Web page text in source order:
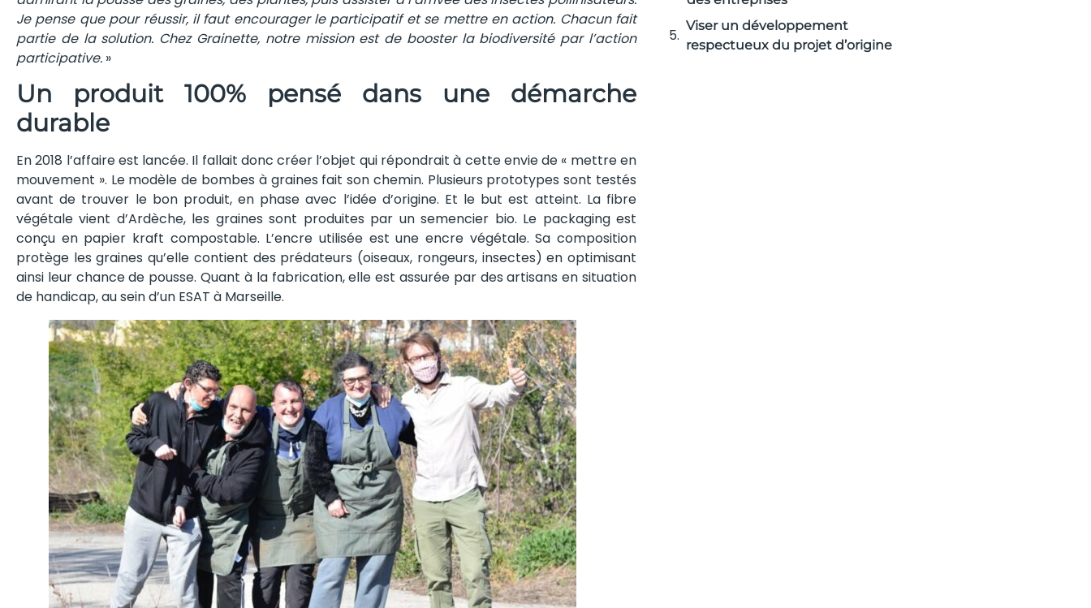
Je pense que pour réussir, il faut encourager le participatif et se mettre en action. Chacun fait
partie de la solution. Chez Grainette, notre mission est de booster la biodiversité par l’action
participative. »
Un produit 100% pensé dans une démarche
durable
En 2018 l’affaire est lancée. Il fallait donc créer l’objet qui répondrait à cette envie de « mettre en
mouvement ». Le modèle de bombes à graines fait son chemin. Plusieurs prototypes sont testés
avant de trouver le bon produit, en phase avec l’idée d’origine. Et le but est atteint. La fibre
végétale vient d’Ardèche, les graines sont produites par un semencier bio. Le packaging est
conçu en papier kraft compostable. L’encre utilisée est une encre végétale. Sa composition
protège les graines qu’elle contient des prédateurs (oiseaux, rongeurs, insectes) en optimisant
ainsi leur chance de pousse. Quant à la fabrication, elle est assurée par des artisans en situation
de handicap, au sein d’un ESAT à Marseille.
Viser un développement
respectueux du projet d’origine